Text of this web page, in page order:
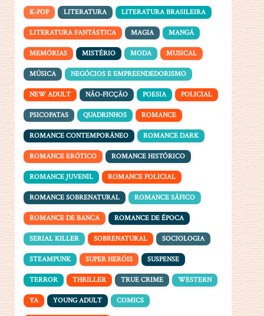
K-POP LITERATURA LITERATURA BRASILEIRA
LITERATURA FANTÁSTICA MAGIA MANGÁ
MEMÓRIAS MISTÉRIO MODA MUSICAL
MÚSICA NEGÓCIOS E EMPREENDEDORISMO
NEW ADULT NÃO-FICÇÃO POESIA POLICIAL
PSICOPATAS QUADRINHOS ROMANCE
ROMANCE CONTEMPORÂNEO ROMANCE DARK
ROMANCE ERÓTICO ROMANCE HISTÓRICO
ROMANCE JUVENIL ROMANCE POLICIAL
ROMANCE SOBRENATURAL ROMANCE SÁFICO
ROMANCE DE BANCA ROMANCE DE ÉPOCA
SERIAL KILLER SOBRENATURAL SOCIOLOGIA
STEAMPUNK SUPER HERÓIS SUSPENSE
TERROR THRILLER TRUE CRIME WESTERN
YA YOUNG ADULT COMICS